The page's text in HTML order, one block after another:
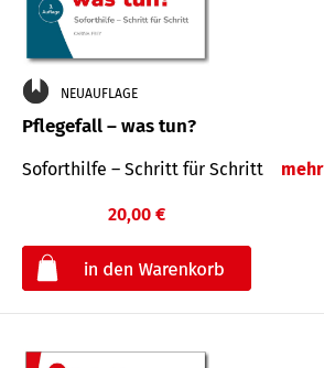
NEUAUFLAGE
Pflegefall – was tun?
Soforthilfe – Schritt für Schritt mehr
20,00 €